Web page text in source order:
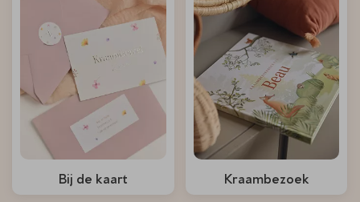
Bij de kaart Kraambezoek